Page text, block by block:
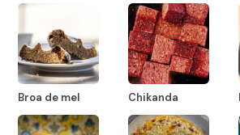
Broa de mel Chikanda